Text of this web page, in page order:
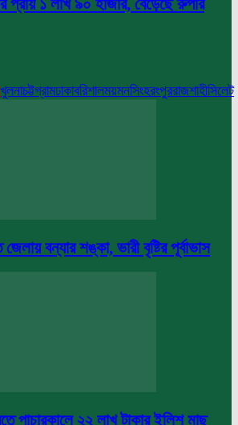
প্রায় ১ লাখ ৯০ হাজার, বেড়েছে রুপার
খুলনাচট্টগ্রামঢাকাবরিশালময়মনসিংহরংপুররাজশাহীসিলেট
বন্যার শঙ্কা, ভারী বৃষ্টির পূর্বাভাস
পাচারকালে ২২ লাখ টাকার ইলিশ মাছ